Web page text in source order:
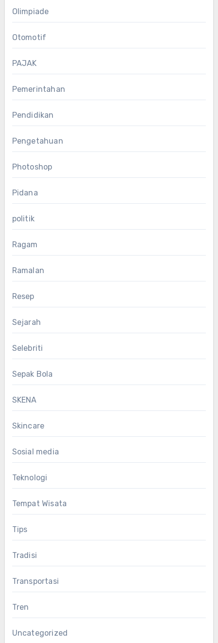
Olimpiade
Otomotif
PAJAK
Pemerintahan
Pendidikan
Pengetahuan
Photoshop
Pidana
politik
Ragam
Ramalan
Resep
Sejarah
Selebriti
Sepak Bola
SKENA
Skincare
Sosial media
Teknologi
Tempat Wisata
Tips
Tradisi
Transportasi
Tren
Uncategorized